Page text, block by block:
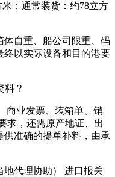
米；通常装货：约78立方
体自重、船公司限重、码
终以实际设备和目的港要
料？
商业发票、装箱单、销
求，还需原产地证、出
供准确的提单补料，由承
地代理协助） 进口报关